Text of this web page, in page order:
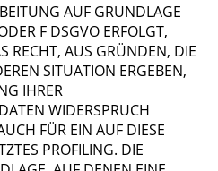
AUF GRUNDLAGE
F DSGVO ERFOLGT,
RECHT, AUS GRÜNDEN, DIE
SITUATION ERGEBEN,
IHRER
WIDERSPRUCH
FÜR EIN AUF DIESE
PROFILING. DIE